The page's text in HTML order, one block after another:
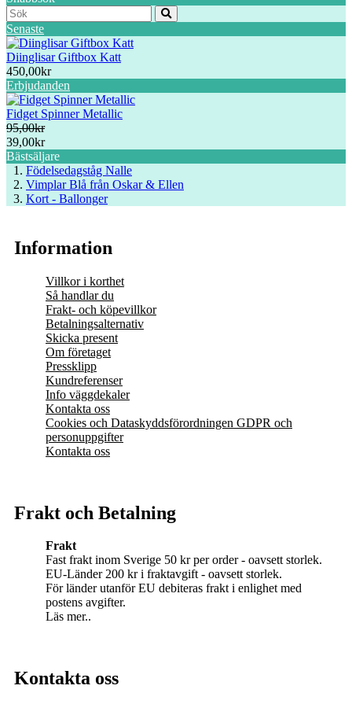
Senaste
Diinglisar Giftbox Katt
450,00kr
Erbjudanden
Fidget Spinner Metallic
95,00kr
39,00kr
Bästsäljare
Födelsedagståg Nalle
Vimplar Blå från Oskar & Ellen
Kort - Ballonger
Information
Villkor i korthet
Så handlar du
Frakt- och köpevillkor
Betalningsalternativ
Skicka present
Om företaget
Pressklipp
Kundreferenser
Info väggdekaler
Kontakta oss
Cookies och Dataskyddsförordningen GDPR och
personuppgifter
Kontakta oss
Frakt och Betalning
Frakt
Fast frakt inom Sverige 50 kr per order - oavsett storlek.
EU-Länder 200 kr i fraktavgift - oavsett storlek.
För länder utanför EU debiteras frakt i enlighet med
postens avgifter.
Läs mer..
Kontakta oss